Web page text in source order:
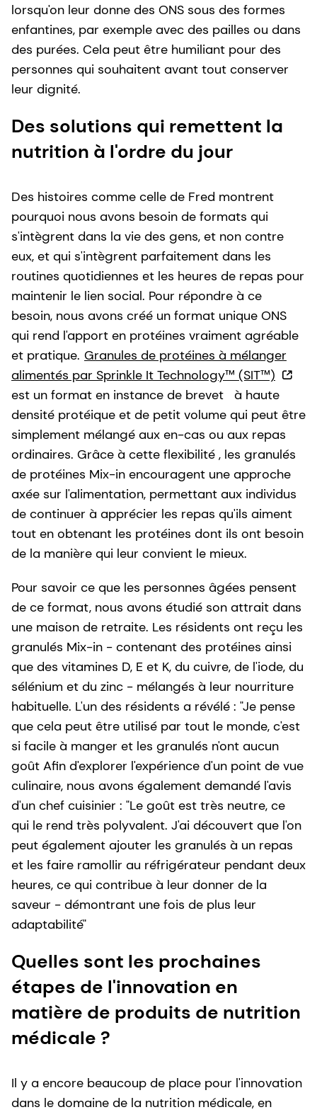
lorsqu'on leur donne des ONS sous des formes
enfantines, par exemple avec des pailles ou dans
des purées. Cela peut être humiliant pour des
personnes qui souhaitent avant tout conserver
leur dignité.
Des solutions qui remettent la
nutrition à l'ordre du jour
Des histoires comme celle de Fred montrent
pourquoi nous avons besoin de formats qui
s'intègrent dans la vie des gens, et non contre
eux, et qui s'intègrent parfaitement dans les
routines quotidiennes et les heures de repas pour
maintenir le lien social. Pour répondre à ce
besoin, nous avons créé un format unique ONS
qui rend l'apport en protéines vraiment agréable
et pratique. Granules de protéines à mélanger
alimentés par Sprinkle It Technology™ (SIT™)
est un format en instance de brevet à haute
densité protéique et de petit volume qui peut être
simplement mélangé aux en-cas ou aux repas
ordinaires. Grâce à cette flexibilité , les granulés
de protéines Mix-in encouragent une approche
axée sur l'alimentation, permettant aux individus
de continuer à apprécier les repas qu'ils aiment
tout en obtenant les protéines dont ils ont besoin
de la manière qui leur convient le mieux.
Pour savoir ce que les personnes âgées pensent
de ce format, nous avons étudié son attrait dans
une maison de retraite. Les résidents ont reçu les
granulés Mix-in - contenant des protéines ainsi
que des vitamines D, E et K, du cuivre, de l'iode, du
sélénium et du zinc - mélangés à leur nourriture
habituelle. L'un des résidents a révélé : "Je pense
que cela peut être utilisé par tout le monde, c'est
si facile à manger et les granulés n'ont aucun
goût Afin d'explorer l'expérience d'un point de vue
culinaire, nous avons également demandé l'avis
d'un chef cuisinier : "Le goût est très neutre, ce
qui le rend très polyvalent. J'ai découvert que l'on
peut également ajouter les granulés à un repas
et les faire ramollir au réfrigérateur pendant deux
heures, ce qui contribue à leur donner de la
saveur - démontrant une fois de plus leur
adaptabilité"
Quelles sont les prochaines
étapes de l'innovation en
matière de produits de nutrition
médicale ?
Il y a encore beaucoup de place pour l'innovation
dans le domaine de la nutrition médicale, en